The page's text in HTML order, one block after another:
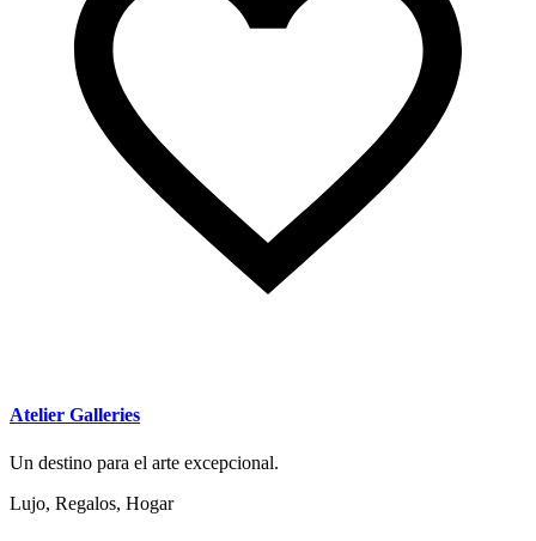
Atelier Galleries
Un destino para el arte excepcional.
Lujo, Regalos, Hogar